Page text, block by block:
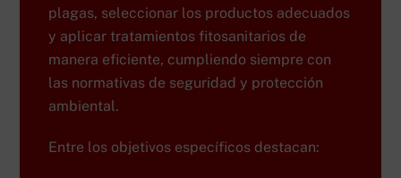
plagas, seleccionar los productos adecuados
y aplicar tratamientos fitosanitarios de
manera eficiente, cumpliendo siempre con
las normativas de seguridad y protección
ambiental.
Entre los objetivos específicos destacan: